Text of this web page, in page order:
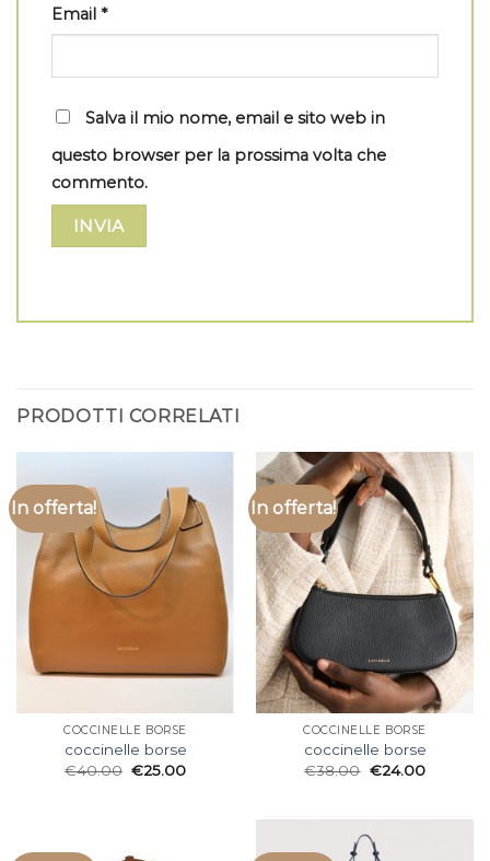
Email *
Salva il mio nome, email e sito web in
questo browser per la prossima volta che
commento.
PRODOTTI CORRELATI
In offerta!
COCCINELLE BORSE
coccinelle borse
€40.00 €25.00
In offerta!
COCCINELLE BORSE
coccinelle borse
€38.00 €24.00